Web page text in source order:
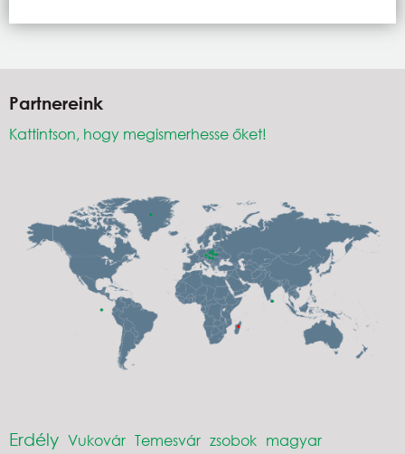
Partnereink
Kattintson, hogy megismerhesse őket!
Erdély Vukovár Temesvár zsobok magyar